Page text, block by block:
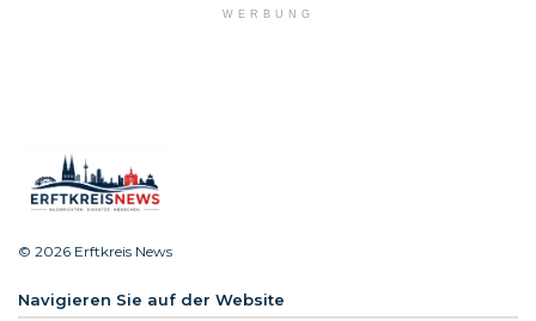
WERBUNG
© 2026 Erftkreis News
Navigieren Sie auf der Website